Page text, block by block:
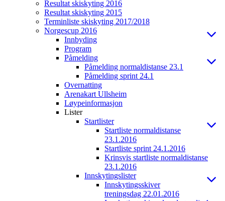
Resultat skiskyting 2016
Resultat skiskyting 2015
Terminliste skiskyting 2017/2018
Norgescup 2016
Innbyding
Program
Påmelding
Påmelding normaldistanse 23.1
Påmelding sprint 24.1
Overnatting
Arenakart Ullsheim
Løypeinformasjon
Lister
Startlister
Startliste normaldistanse
23.1.2016
Startliste sprint 24.1.2016
Krinsvis startliste normaldistanse
23.1.2016
Innskytingslister
Innskytingsskiver
treningsdag 22.01.2016